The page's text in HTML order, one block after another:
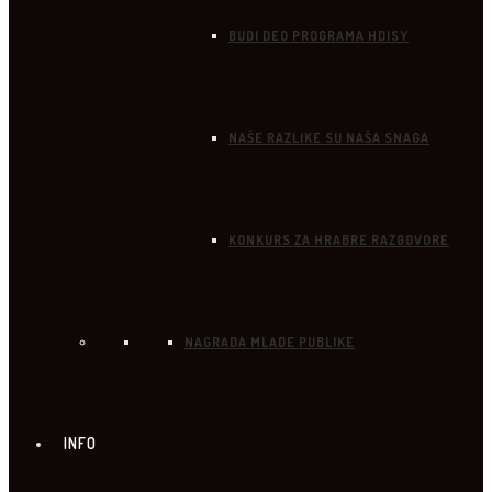
BUDI DEO PROGRAMA HDISY
NAŠE RAZLIKE SU NAŠA SNAGA
KONKURS ZA HRABRE RAZGOVORE
NAGRADA MLADE PUBLIKE
INFO